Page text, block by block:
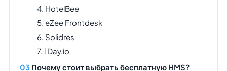
4. HotelBee
5. eZee Frontdesk
6. Solidres
7. 1Day.io
Почему стоит выбрать бесплатную HMS?